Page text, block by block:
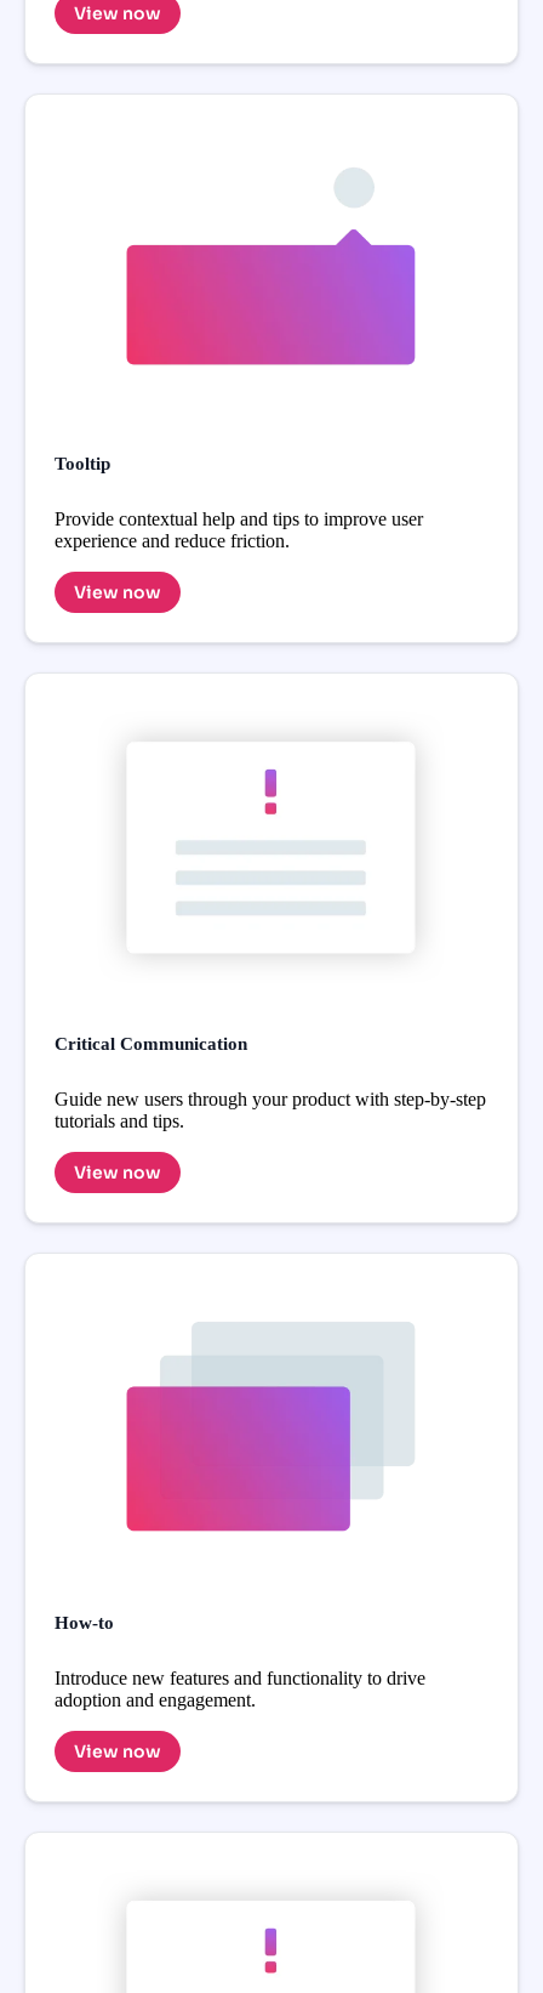
View now
Tooltip
Provide contextual help and tips to improve user
experience and reduce friction.
View now
Critical Communication
Guide new users through your product with step-by-step
tutorials and tips.
View now
How-to
Introduce new features and functionality to drive
adoption and engagement.
View now